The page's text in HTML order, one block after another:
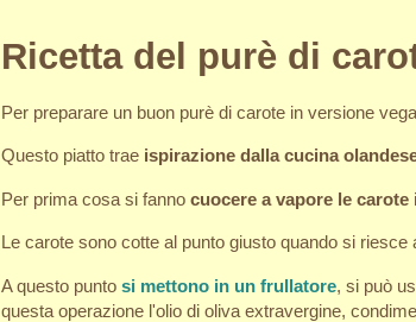
Ricetta del purè di
Per preparare un buon purè di carote in versione
Questo piatto trae ispirazione dalla cucina
Per prima cosa si fanno cuocere a vapore le carote
Le carote sono cotte al punto giusto quando si
A questo punto si mettono in un frullatore, si può
questa operazione l'olio di oliva extravergine,